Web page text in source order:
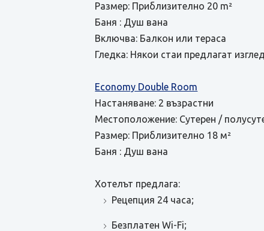
Размер: Приблизително 20 m²
Баня : Душ вана
Включва: Балкон или тераса
Гледка: Някои стаи предлагат
Economy Double Room
Настаняване: 2 възрастни
Местоположение: Сутерен /
Размер: Приблизително 18 м²
Баня : Душ вана
Хотелът предлага:
Рецепция 24 часа;
Безплатен Wi-Fi;